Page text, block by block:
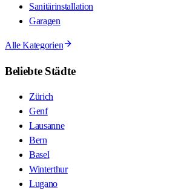
Sanitärinstallation
Garagen
Alle Kategorien
Beliebte Städte
Zürich
Genf
Lausanne
Bern
Basel
Winterthur
Lugano